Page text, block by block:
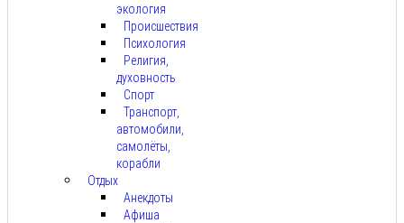
экология
Происшествия
Психология
Религия,
духовность
Спорт
Транспорт,
автомобили,
самолёты,
корабли
Отдых
Анекдоты
Афиша